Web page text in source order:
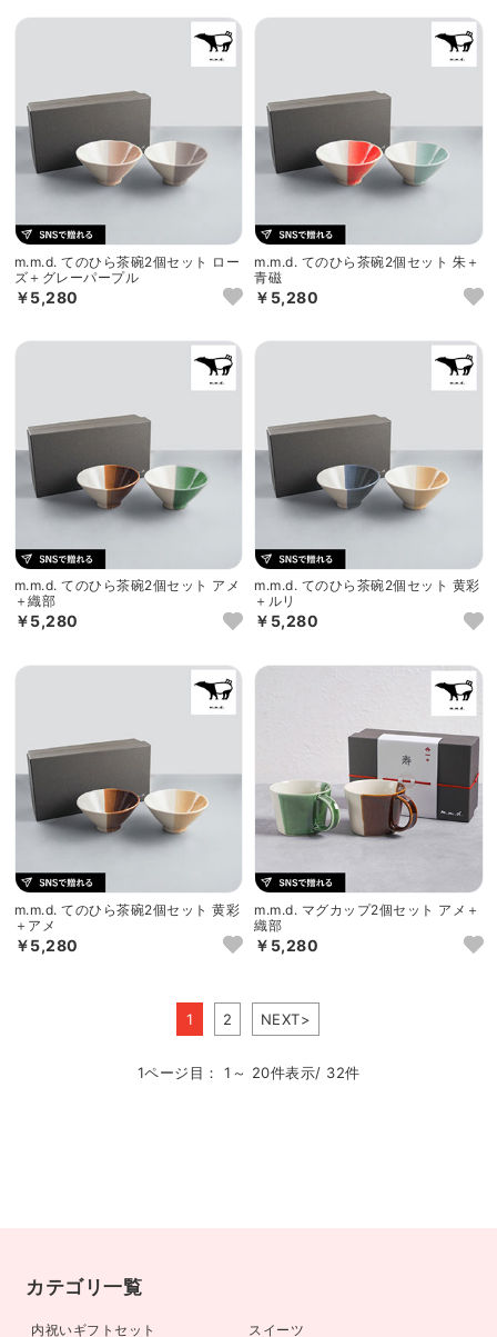
m.m.d. てのひら茶碗2個セット ロー
ズ＋グレーパープル
￥5,280
m.m.d. てのひら茶碗2個セット 朱＋
青磁
￥5,280
m.m.d. てのひら茶碗2個セット アメ
＋織部
￥5,280
m.m.d. てのひら茶碗2個セット 黄彩
＋ルリ
￥5,280
m.m.d. てのひら茶碗2個セット 黄彩
＋アメ
￥5,280
m.m.d. マグカップ2個セット アメ＋
織部
￥5,280
1 2 NEXT>
1ページ目： 1～ 20件表示/ 32件
カテゴリ一覧
内祝いギフトセット
スイーツ